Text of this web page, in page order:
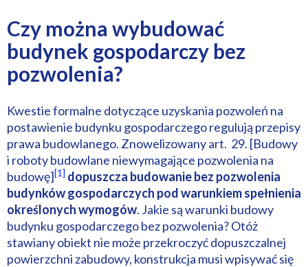
Czy można wybudować
budynek gospodarczy bez
pozwolenia?
Kwestie formalne dotyczące uzyskania pozwoleń na
postawienie budynku gospodarczego regulują przepisy
prawa budowlanego. Znowelizowany art. 29. [Budowy
i roboty budowlane niewymagające pozwolenia na
budowę][1] dopuszcza budowanie bez pozwolenia
budynków gospodarczych pod warunkiem spełnienia
określonych wymogów. Jakie są warunki budowy
budynku gospodarczego bez pozwolenia? Otóż
stawiany obiekt nie może przekroczyć dopuszczalnej
powierzchni zabudowy, konstrukcja musi wpisywać się